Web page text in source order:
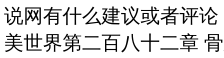
说网有什么建议或者评
美世界第二百八十二章